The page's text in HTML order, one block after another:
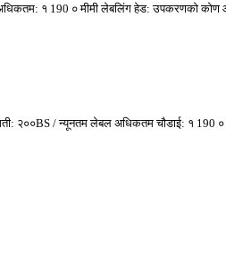
१ 190 ० मीमी लेबलिंग हेड: उपकरणको
२००BS / न्यूनतम लेबल अधिकतम चौडाई: १ 190